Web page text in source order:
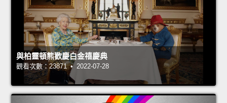
與柏靈頓熊歡慶白金禧慶典
觀看次數：23871 • 2022-07-28